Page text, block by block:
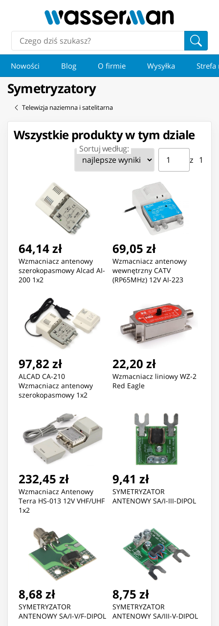
Nowości Blog O firmie Wysyłka Strefa
Symetryzatory
Telewizja naziemna i satelitarna
Wszystkie produkty w tym dziale
Sortuj według: Strona ⁨1⁩ z ⁨1⁩
z ⁨1⁩
Przejdź do strony
64,14 zł
Wzmacniacz antenowy
szerokopasmowy Alcad AI-
200 1x2
69,05 zł
Wzmacniacz antenowy
wewnętrzny CATV
(RP65MHz) 12V AI-223
97,82 zł
ALCAD CA-210
Wzmacniacz antenowy
szerokopasmowy 1x2
22,20 zł
Wzmacniacz liniowy WZ-2
Red Eagle
232,45 zł
Wzmacniacz Antenowy
Terra HS-013 12V VHF/UHF
1x2
9,41 zł
SYMETRYZATOR
ANTENOWY SA/I-III-DIPOL
8,68 zł
SYMETRYZATOR
ANTENOWY SA/I-V/F-DIPOL
8,75 zł
SYMETRYZATOR
ANTENOWY SA/III-V-DIPOL